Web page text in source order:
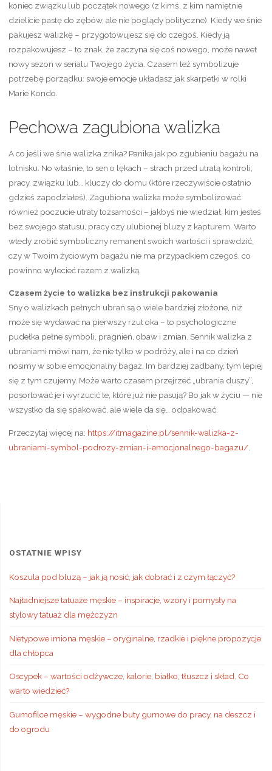
koniec związku lub początek nowego (z kimś, z kim namiętnie
dzielicie pastę do zębów, ale nie poglądy polityczne). Kiedy we śnie
pakujesz walizkę – przygotowujesz się do czegoś. Kiedy ją
rozpakowujesz – to znak, że zaczyna się coś nowego, może nawet
nowy sezon w serialu Twojego życia. Czasem też symbolizuje
potrzebę porządku: swoje emocje układasz jak skarpetki w rolki
Marie Kondo.
Pechowa zagubiona walizka
A co jeśli we śnie walizka znika? Panika jak po zgubieniu bagażu na
lotnisku. No właśnie, to sen o lękach – strach przed utratą kontroli,
pracy, związku lub… kluczy do domu (które rzeczywiście ostatnio
gdzieś zapodziałeś). Zagubiona walizka może symbolizować
również poczucie utraty tożsamości – jakbyś nie wiedział, kim jesteś
bez swojego statusu, pracy czy ulubionej bluzy z kapturem. Warto
wtedy zrobić symboliczny remanent swoich wartości i sprawdzić,
czy w Twoim życiowym bagażu nie ma przypadkiem czegoś, co
powinno wylecieć razem z walizką.
Czasem życie to walizka bez instrukcji pakowania
Sny o walizkach pełnych ubrań są o wiele bardziej złożone, niż
może się wydawać na pierwszy rzut oka – to psychologiczne
pudełka pełne symboli, pragnień, obaw i zmian. Sennik walizka z
ubraniami mówi nam, że nie tylko w podróży, ale i na co dzień
nosimy w sobie emocjonalny bagaż. Im bardziej zadbany, tym lepiej
się z tym czujemy. Może warto czasem przejrzeć „ubrania duszy”,
posortować je i wyrzucić te, które już nie pasują? Bo jak w życiu — nie
wszystko da się spakować, ale wiele da się… odpakować.
Przeczytaj więcej na: https://itmagazine.pl/sennik-walizka-z-
ubraniami-symbol-podrozy-zmian-i-emocjonalnego-bagazu/.
OSTATNIE WPISY
Koszula pod bluzą – jak ją nosić, jak dobrać i z czym łączyć?
Najładniejsze tatuaże męskie – inspiracje, wzory i pomysły na
stylowy tatuaż dla mężczyzn
Nietypowe imiona męskie – oryginalne, rzadkie i piękne propozycje
dla chłopca
Oscypek – wartości odżywcze, kalorie, białko, tłuszcz i skład. Co
warto wiedzieć?
Gumofilce męskie – wygodne buty gumowe do pracy, na deszcz i
do ogrodu